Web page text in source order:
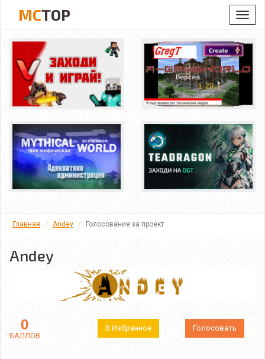
MCTOP
Главная Andey Голосование за проект
Andey
0
БАЛЛОВ
В Избранное Голосовать